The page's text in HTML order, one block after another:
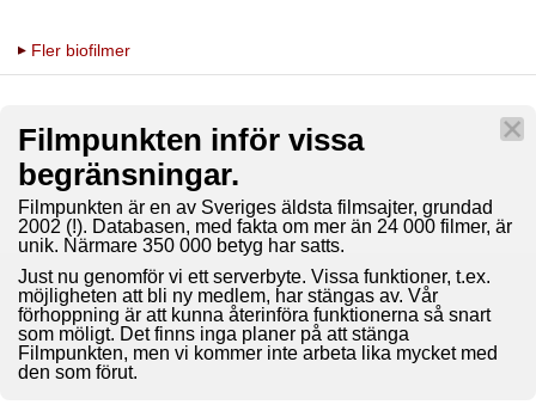
Fler biofilmer
Filmpunkten inför vissa
begränsningar.
Filmpunkten är en av Sveriges äldsta filmsajter, grundad
2002 (!). Databasen, med fakta om mer än 24 000 filmer, är
unik. Närmare 350 000 betyg har satts.
Just nu genomför vi ett serverbyte. Vissa funktioner, t.ex.
möjligheten att bli ny medlem, har stängas av. Vår
förhoppning är att kunna återinföra funktionerna så snart
som möligt. Det finns inga planer på att stänga
Filmpunkten, men vi kommer inte arbeta lika mycket med
den som förut.